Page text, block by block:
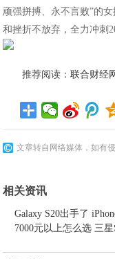
顽强拼搏、永不言败”的
和挫折不放弃，全力冲刺
推荐阅读：联合财经
文章转自网络媒体，如有
相关资讯
Galaxy S20出手了
7000元以上怎么选 三